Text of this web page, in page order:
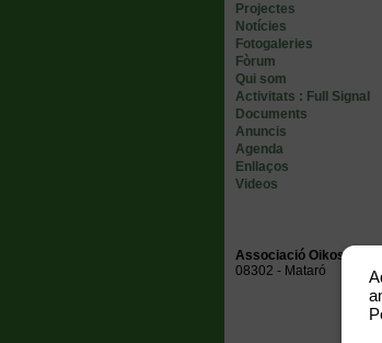
Projectes
Notícies
Fotogaleries
Fòrum
Qui som
Activitats : Full Signal
Documents
Anuncis
Agenda
Enllaços
Videos
Associació Oikos
08302 - Mataró